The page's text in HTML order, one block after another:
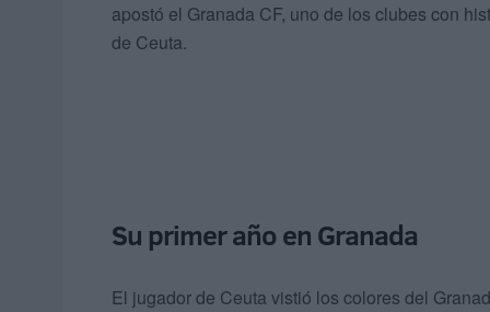
apostó el Granada CF, uno de los clubes con
de Ceuta.
Su primer año en Granada
El jugador de Ceuta vistió los colores del